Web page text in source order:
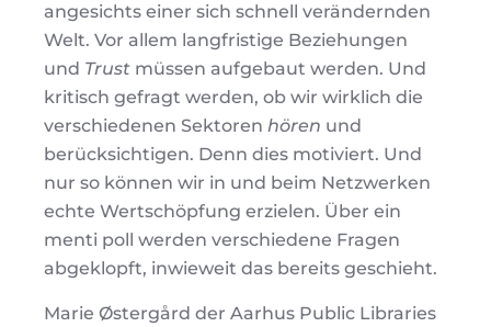
angesichts einer sich schnell verändernden
Welt. Vor allem langfristige Beziehungen
und Trust müssen aufgebaut werden. Und
kritisch gefragt werden, ob wir wirklich die
verschiedenen Sektoren hören und
berücksichtigen. Denn dies motiviert. Und
nur so können wir in und beim Netzwerken
echte Wertschöpfung erzielen. Über ein
menti poll werden verschiedene Fragen
abgeklopft, inwieweit das bereits geschieht.
Marie Østergård der Aarhus Public Libraries